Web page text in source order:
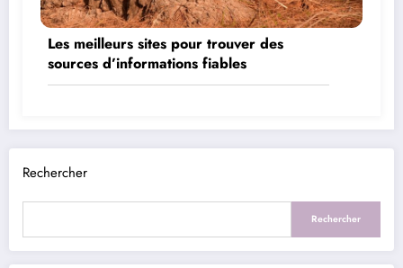
Les meilleurs sites pour trouver des
sources d’informations fiables
Rechercher
Rechercher